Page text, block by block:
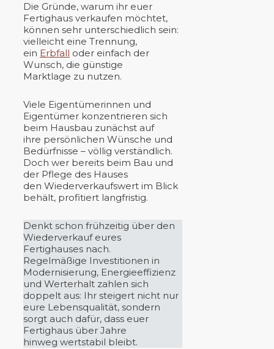
Die Gründe, warum ihr euer
Fertighaus verkaufen möchtet,
können sehr unterschiedlich sein:
vielleicht eine Trennung,
ein Erbfall oder einfach der
Wunsch, die günstige
Marktlage zu nutzen.
Viele Eigentümerinnen und
Eigentümer konzentrieren sich
beim Hausbau zunächst auf
ihre persönlichen Wünsche und
Bedürfnisse – völlig verständlich.
Doch wer bereits beim Bau und
der Pflege des Hauses
den Wiederverkaufswert im Blick
behält, profitiert langfristig.
Denkt schon frühzeitig über den
Wiederverkauf eures
Fertighauses nach.
Regelmäßige Investitionen in
Modernisierung, Energieeffizienz
und Werterhalt zahlen sich
doppelt aus: Ihr steigert nicht nur
eure Lebensqualität, sondern
sorgt auch dafür, dass euer
Fertighaus über Jahre
hinweg wertstabil bleibt.